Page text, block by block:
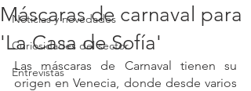
Noticias y novedades
Curiosidades del sector
Entrevistas
Máscaras de carnaval para
'La Casa de Sofía'
Las máscaras de Carnaval tienen su
origen en Venecia, donde desde varios